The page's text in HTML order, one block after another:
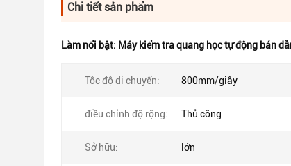
Chi tiết sản phẩm
Làm nổi bật: Máy kiểm tra quang học tự động bán
Tôc độ di chuyển: 800mm/giây
điều chỉnh độ rộng: Thủ công
Sở hữu: lớn